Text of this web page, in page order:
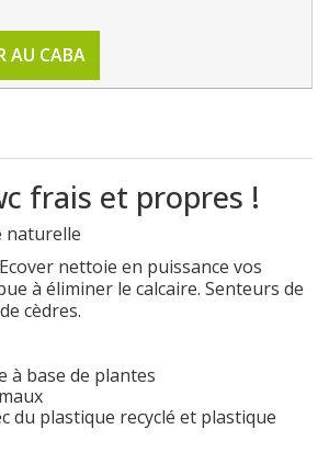
AU CABA
frais et propres !
naturelle
nettoie en puissance vos
à éliminer le calcaire. Senteurs de
cèdres.
à base de plantes
du plastique recyclé et plastique